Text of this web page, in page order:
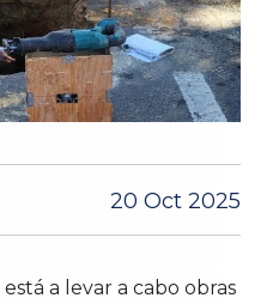
20 Oct 2025
a levar a cabo obras